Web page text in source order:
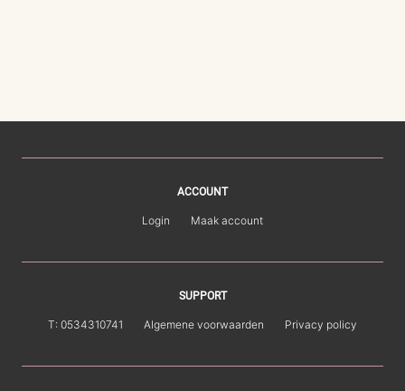
ACCOUNT
Login Maak account
SUPPORT
T: 0534310741 Algemene voorwaarden Privacy policy